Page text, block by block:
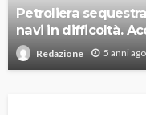
Petroliera
navi in difficoltà.
Redazione 5 anni ago